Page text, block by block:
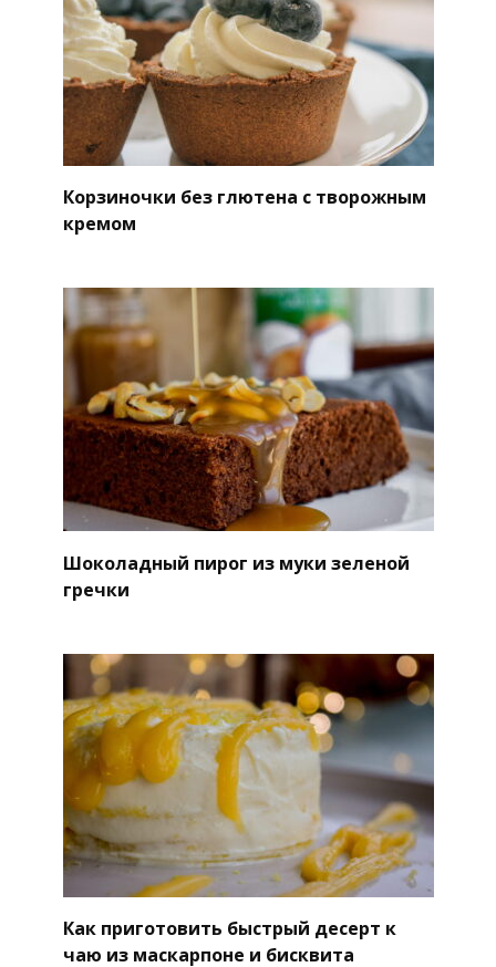
Корзиночки без глютена с творожным
кремом
Шоколадный пирог из муки зеленой
гречки
Как приготовить быстрый десерт к
чаю из маскарпоне и бисквита